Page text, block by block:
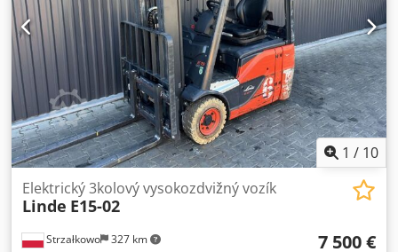
1 / 10
Strzałkowo 327 km
Elektrický 3kolový vysokozdvižný vozík
Linde E15-02
7 500 €